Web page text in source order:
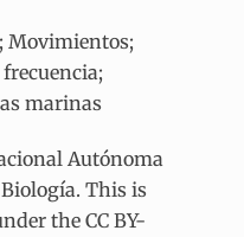
Movimientos;
marinas
Autónoma
This is
the CC BY-